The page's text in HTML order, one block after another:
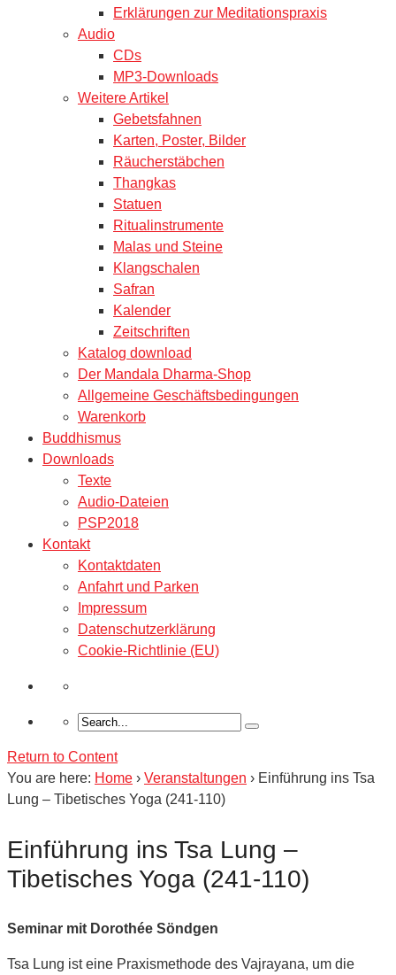
Erklärungen zur Meditationspraxis
Audio
CDs
MP3-Downloads
Weitere Artikel
Gebetsfahnen
Karten, Poster, Bilder
Räucherstäbchen
Thangkas
Statuen
Ritualinstrumente
Malas und Steine
Klangschalen
Safran
Kalender
Zeitschriften
Katalog download
Der Mandala Dharma-Shop
Allgemeine Geschäftsbedingungen
Warenkorb
Buddhismus
Downloads
Texte
Audio-Dateien
PSP2018
Kontakt
Kontaktdaten
Anfahrt und Parken
Impressum
Datenschutzerklärung
Cookie-Richtlinie (EU)
Return to Content
You are here: Home › Veranstaltungen › Einführung ins Tsa
Lung – Tibetisches Yoga (241-110)
Einführung ins Tsa Lung –
Tibetisches Yoga (241-110)
Seminar mit Dorothée Söndgen
Tsa Lung ist eine Praxismethode des Vajrayana, um die